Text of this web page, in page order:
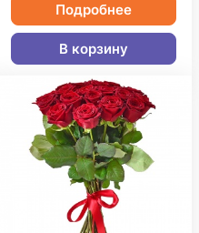
Подробнее
В корзину